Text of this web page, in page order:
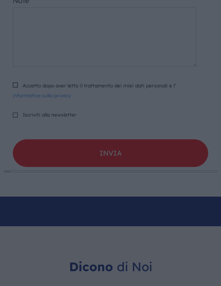
Accetto dopo aver letto il trattamento dei miei dati personali e l’
informativa sulla privacy
Iscriviti alla newsletter
Dicono di Noi